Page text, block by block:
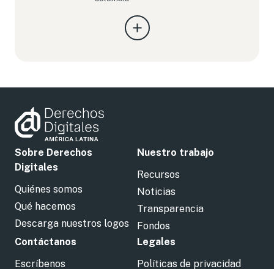
Sobre Derechos
Digitales
Quiénes somos
Qué hacemos
Descarga nuestros logos
Nuestro trabajo
Recursos
Noticias
Transparencia
Fondos
Contáctanos
Escríbenos
Legales
Políticas de privacidad